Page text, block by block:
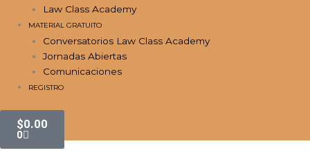
Law Class Academy
MATERIAL GRATUITO
Conversatorios Law Class Academy
Jornadas Abiertas
Comunicaciones
REGISTRO
$0.00
0
Carrito